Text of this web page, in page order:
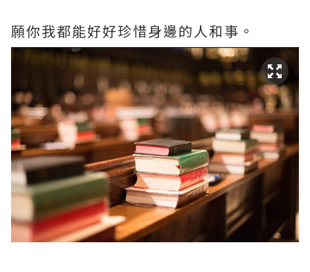
願你我都能好好珍惜身邊的人和事。